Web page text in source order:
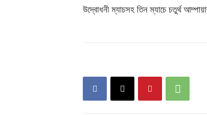
উদ্বোধনী ম্যাচসহ তিন ম্যাচে চতুর্থ